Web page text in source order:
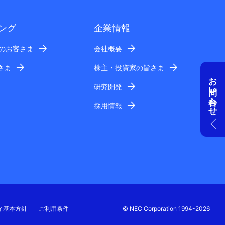
お問い合わせ
グ
お客さま
ま
企業情報
会社概要
株主・投資家の皆さま
研究開発
採用情報
基本方針 ご利用条件 © NEC Corporation 1994-2026